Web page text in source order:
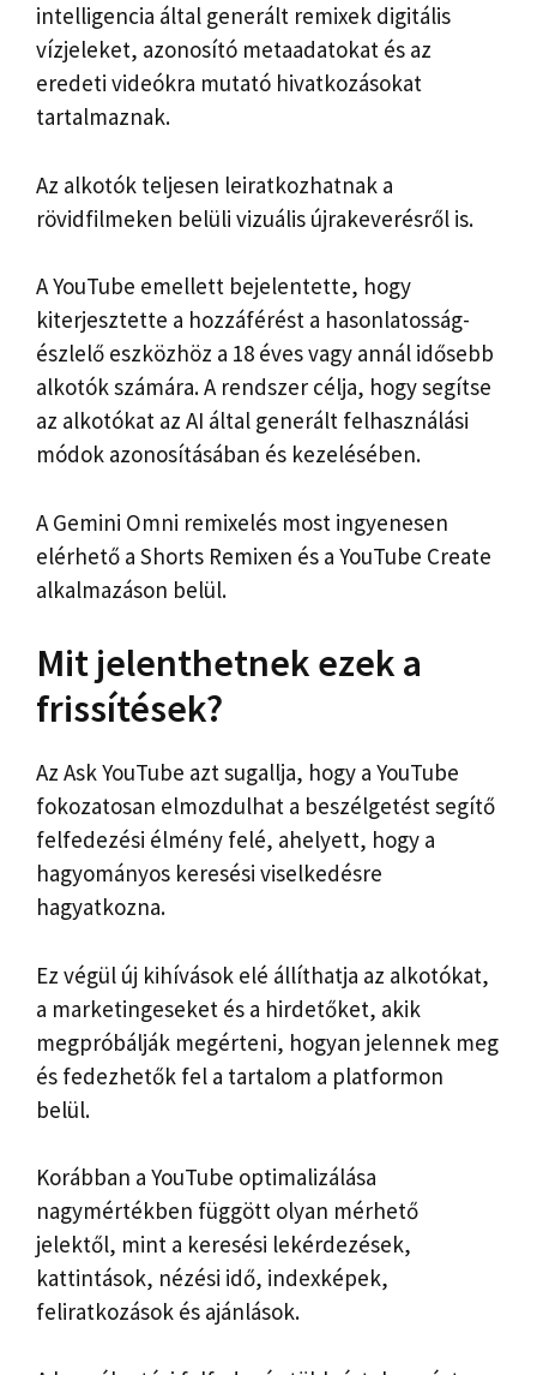
intelligencia által generált remixek digitális
vízjeleket, azonosító metaadatokat és az
eredeti videókra mutató hivatkozásokat
tartalmaznak.
Az alkotók teljesen leiratkozhatnak a
rövidfilmeken belüli vizuális újrakeverésről is.
A YouTube emellett bejelentette, hogy
kiterjesztette a hozzáférést a hasonlatosság-
észlelő eszközhöz a 18 éves vagy annál idősebb
alkotók számára. A rendszer célja, hogy segítse
az alkotókat az AI által generált felhasználási
módok azonosításában és kezelésében.
A Gemini Omni remixelés most ingyenesen
elérhető a Shorts Remixen és a YouTube Create
alkalmazáson belül.
Mit jelenthetnek ezek a
frissítések?
Az Ask YouTube azt sugallja, hogy a YouTube
fokozatosan elmozdulhat a beszélgetést segítő
felfedezési élmény felé, ahelyett, hogy a
hagyományos keresési viselkedésre
hagyatkozna.
Ez végül új kihívások elé állíthatja az alkotókat,
a marketingeseket és a hirdetőket, akik
megpróbálják megérteni, hogyan jelennek meg
és fedezhetők fel a tartalom a platformon
belül.
Korábban a YouTube optimalizálása
nagymértékben függött olyan mérhető
jelektől, mint a keresési lekérdezések,
kattintások, nézési idő, indexképek,
feliratkozások és ajánlások.